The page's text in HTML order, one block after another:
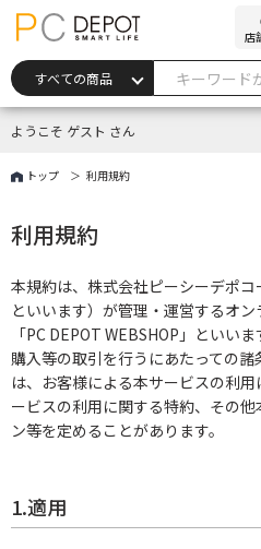
店
ようこそ ゲスト さん
トップ 利用規約
利用規約
本規約は、株式会社ピーシーデポコ
といいます）が管理・運営するオ
「PC DEPOT WEBSHOP」といい
購入等の取引を行うにあたっての
は、お客様による本サービスの利
ービスの利用に関する特約、その
ン等を定めることがあります。
1.適用